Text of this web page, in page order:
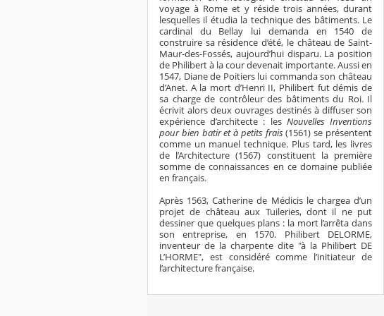
voyage à Rome et y réside trois années, durant
lesquelles il étudia la technique des bâtiments. Le
cardinal du Bellay lui demanda en 1540 de
construire sa résidence d’été, le château de Saint-
Maur-des-Fossés, aujourd’hui disparu. La position
de Philibert à la cour devenait importante. Aussi en
1547, Diane de Poitiers lui commanda son château
d’Anet. A la mort d’Henri II, Philibert fut démis de
sa charge de contrôleur des bâtiments du Roi. Il
écrivit alors deux ouvrages destinés à diffuser son
expérience d’architecte : les Nouvelles Inventions
pour bien batir et à petits frais(1561) se présentent
comme un manuel technique. Plus tard, les livres
de l’Architecture (1567) constituent la première
somme de connaissances en ce domaine publiée
en français.
Après 1563, Catherine de Médicis le chargea d’un
projet de château aux Tuileries, dont il ne put
dessiner que quelques plans : la mort l’arrêta dans
son entreprise, en 1570. Philibert DELORME,
inventeur de la charpente dite "à la Philibert DE
L’HORME", est considéré comme l’initiateur de
l’architecture française.